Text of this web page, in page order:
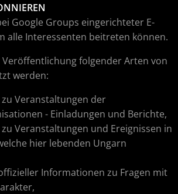
Google Groups eingerichteter E-
alle Interessenten beitreten können.
Veröffentlichung folgender Arten von
werden:
Veranstaltungen der
- Einladungen und Berichte,
Veranstaltungen und Ereignissen in
hier lebenden Ungarn
Informationen zu Fragen mit